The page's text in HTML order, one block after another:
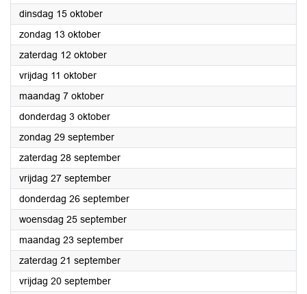
dinsdag 15 oktober2024
zondag 13 oktober2024
zaterdag 12 oktober2024
vrijdag 11 oktober2024
maandag 7 oktober2024
donderdag 3 oktober2024
zondag 29 september2024
zaterdag 28 september2024
vrijdag 27 september2024
donderdag 26 september2024
woensdag 25 september2024
maandag 23 september2024
zaterdag 21 september2024
vrijdag 20 september2024